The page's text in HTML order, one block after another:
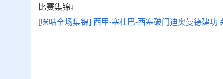
比赛集锦↓
[咪咕全场集锦] 西甲-塞杜巴-西塞破门迪奥曼德建功